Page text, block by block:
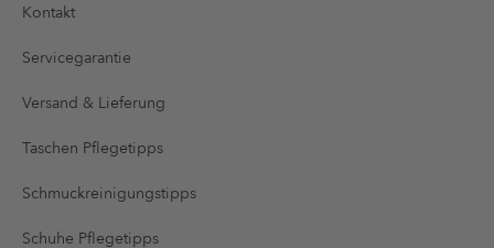
Kontakt
Servicegarantie
Versand & Lieferung
Taschen Pflegetipps
Schmuckreinigungstipps
Schuhe Pflegetipps